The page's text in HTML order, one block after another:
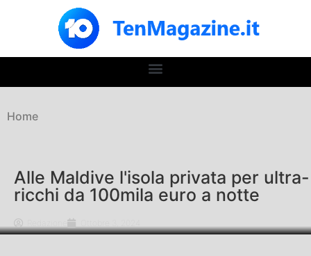
Home
Alle Maldive l'isola privata per ultra-
ricchi da 100mila euro a notte